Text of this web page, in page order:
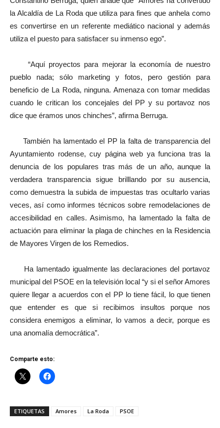
la Alcaldía de La Roda que utiliza para fines que anhela como
es convertirse en un referente mediático nacional y además
utiliza el puesto para satisfacer su inmenso ego”.
“Aquí proyectos para mejorar la economía de nuestro
pueblo nada; sólo marketing y fotos, pero gestión para
beneficio de La Roda, ninguna. Amenaza con tomar medidas
cuando le critican los concejales del PP y su portavoz nos
dice que éramos unos chinches”, afirma Berruga.
También ha lamentado el PP la falta de transparencia del
Ayuntamiento rodense, cuy página web ya funciona tras la
denuncia de los populares tras más de un año, aunque la
verdadera transparencia sigue brilllando por su ausencia,
como demuestra la subida de impuestas tras ocultarlo varias
veces, así como informes técnicos sobre remodelaciones de
accesibilidad en calles. Asimismo, ha lamentado la falta de
actuación para eliminar la plaga de chinches en la Residencia
de Mayores Virgen de los Remedios.
Ha lamentado igualmente las declaraciones del portavoz
municipal del PSOE en la televisión local “y si el señor Amores
quiere llegar a acuerdos con el PP lo tiene fácil, lo que tienen
que entender es que si recibimos insultos porque nos
considera enemigos a eliminar, lo vamos a decir, porque es
una anomalía democrática”.
Comparte esto:
ETIQUETAS Amores La Roda PSOE